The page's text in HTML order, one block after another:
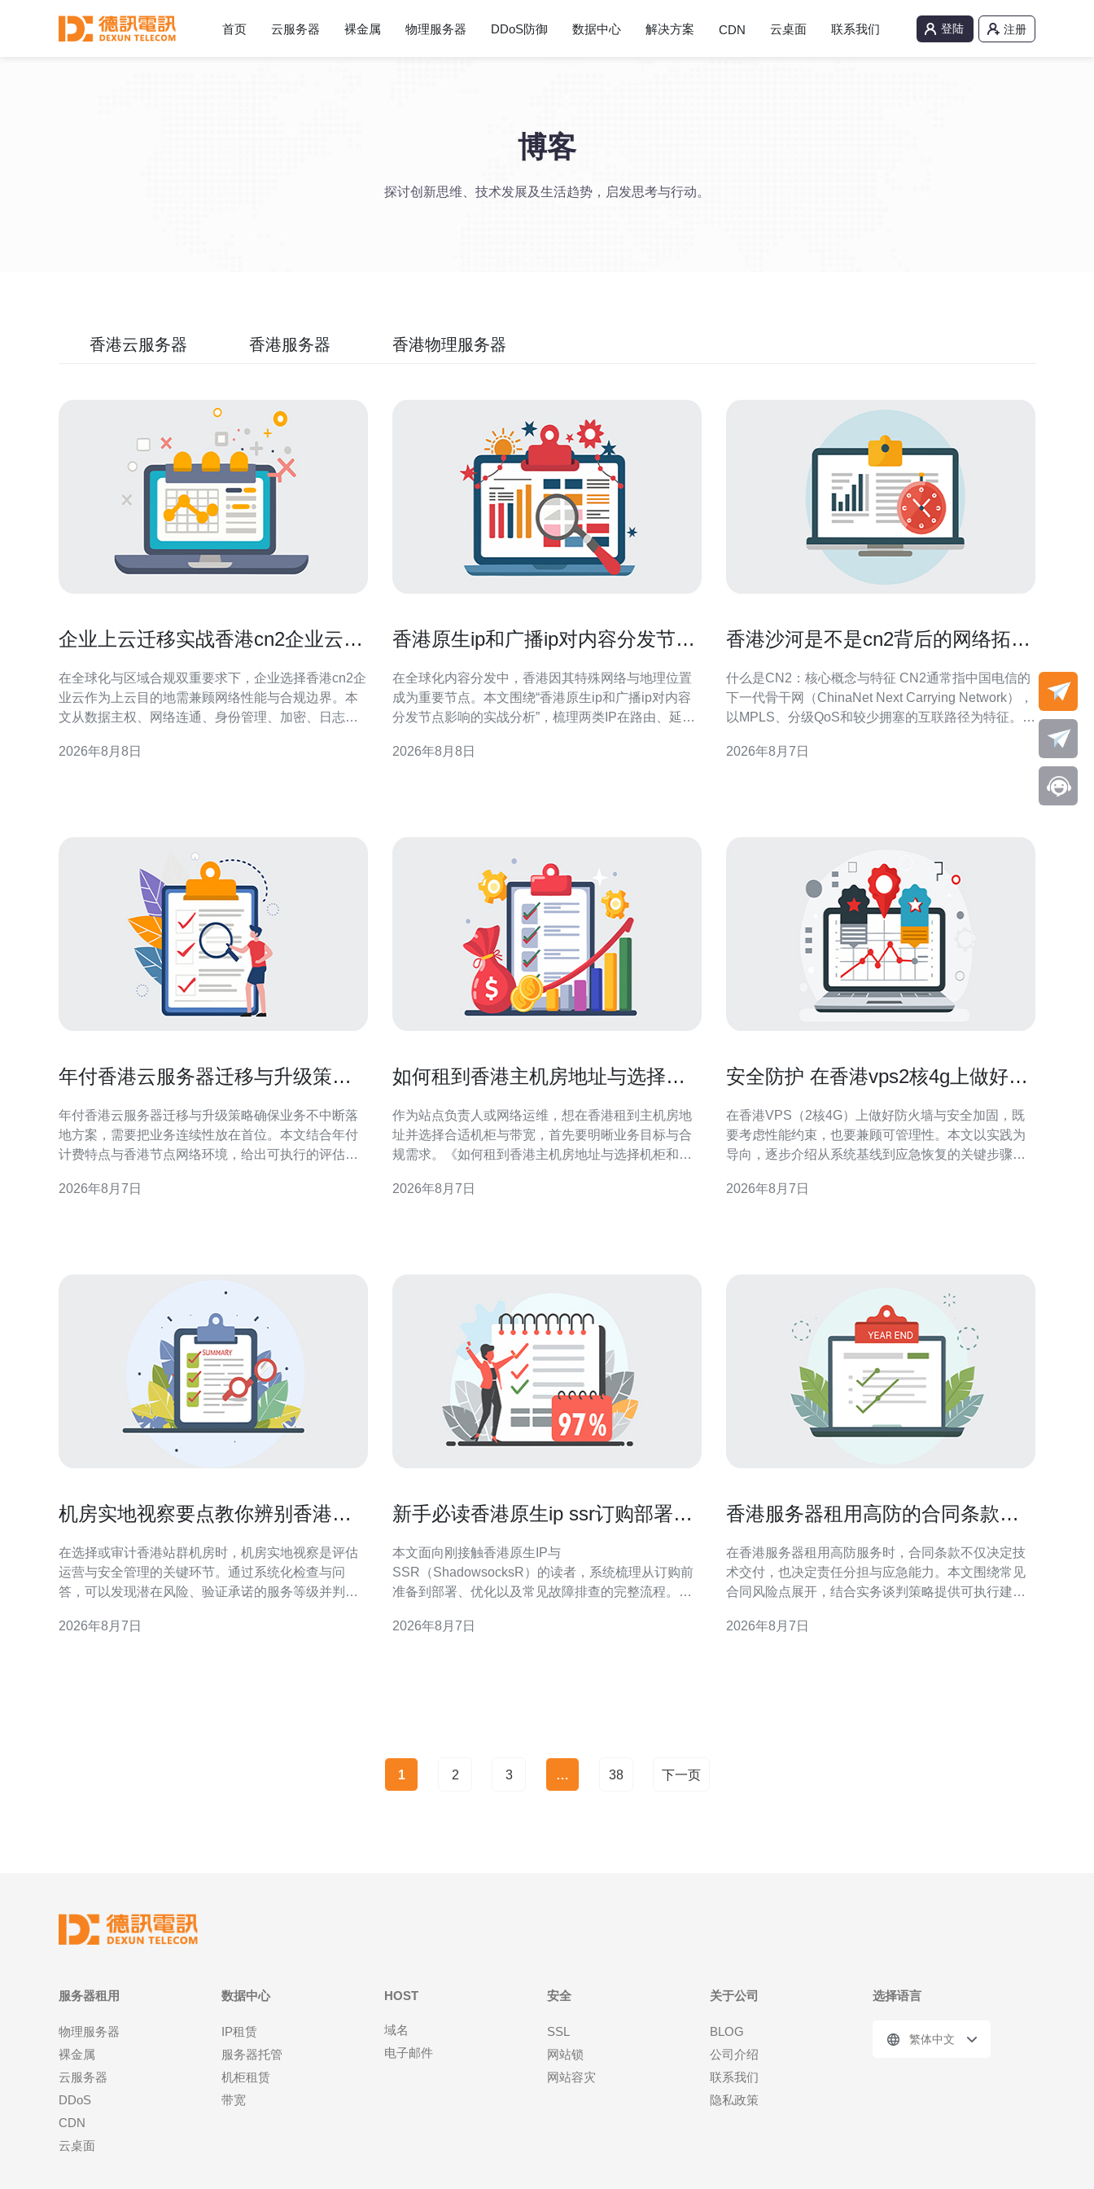
首页 云服务器 裸金属 物理服务器 DDoS防御 数据中心 解决方案 CDN 云桌面 联系我们 登陆 注册
博客
探讨创新思维、技术发展及生活趋势，启发思考与行动。
香港云服务器 香港服务器 香港物理服务器
企业上云迁移实战香港cn2企业云的
在全球化与区域合规双重要求下，企业选择香港cn2企
业云作为上云目的地需兼顾网络性能与合规边界。本
文从数据主权、网络连通、身份管理、加密、日志审
程中降低风险、满足监管并优化用户体验。 香港cn2
2026年8月8日
香港原生ip和广播ip对内容分发节点
在全球化内容分发中，香港因其特殊网络与地理位置
成为重要节点。本文围绕“香港原生ip和广播ip对内容
分发节点影响的实战分析”，梳理两类IP在路由、延
化建议，便于工程与运营决策。 概念与差异解读 “原
2026年8月8日
香港沙河是不是cn2背后的网络拓扑
什么是CN2：核心概念与特征 CN2通常指中国电信的
下一代骨干网（ChinaNet Next Carrying Network），
以MPLS、分级QoS和较少拥塞的互联路径为特征。
常见表现为BGP策略、专属光缆通道和流量工程策略
2026年8月7日
年付香港云服务器迁移与升级策略
年付香港云服务器迁移与升级策略确保业务不中断落
地方案，需要把业务连续性放在首位。本文结合年付
计费特点与香港节点网络环境，给出可执行的评估、
机或最小影响下完成落地。 迁移前评估与规划 迁移前
2026年8月7日
如何租到香港主机房地址与选择机
作为站点负责人或网络运维，想在香港租到主机房地
址并选择合适机柜与带宽，首先要明晰业务目标与合
规需求。《如何租到香港主机房地址与选择机柜和带
性能、成本与合规性，便于后续谈判与部署。 为什么
2026年8月7日
安全防护 在香港vps2核4g上做好防
在香港VPS（2核4G）上做好防火墙与安全加固，既
要考虑性能约束，也要兼顾可管理性。本文以实践为
导向，逐步介绍从系统基线到应急恢复的关键步骤，
系。 了解威胁面与资源限制 首先评估香港VPS 2核4G
2026年8月7日
机房实地视察要点教你辨别香港站
在选择或审计香港站群机房时，机房实地视察是评估
运营与安全管理的关键环节。通过系统化检查与问
答，可以发现潜在风险、验证承诺的服务等级并判断
机房 文件与宣称无法替代现场观察。机房实地视察可
2026年8月7日
新手必读香港原生ip ssr订购部署到
本文面向刚接触香港原生IP与
SSR（ShadowsocksR）的读者，系统梳理从订购前
准备到部署、优化以及常见故障排查的完整流程。文
稳定运行。 为何选择香港原生IP 优势概述 香港原生IP
2026年8月7日
香港服务器租用高防的合同条款风
在香港服务器租用高防服务时，合同条款不仅决定技
术交付，也决定责任分担与应急能力。本文围绕常见
合同风险点展开，结合实务谈判策略提供可执行建
业务中断的可能性。 合同风险概述：为何聚焦高防条
2026年8月7日
1 2 3 … 38 下一页
服务器租用
物理服务器
裸金属
云服务器
DDoS
CDN
云桌面
数据中心
IP租赁
服务器托管
机柜租赁
带宽
HOST
域名
电子邮件
安全
SSL
网站锁
网站容灾
关于公司
BLOG
公司介绍
联系我们
隐私政策
选择语言
繁体中文